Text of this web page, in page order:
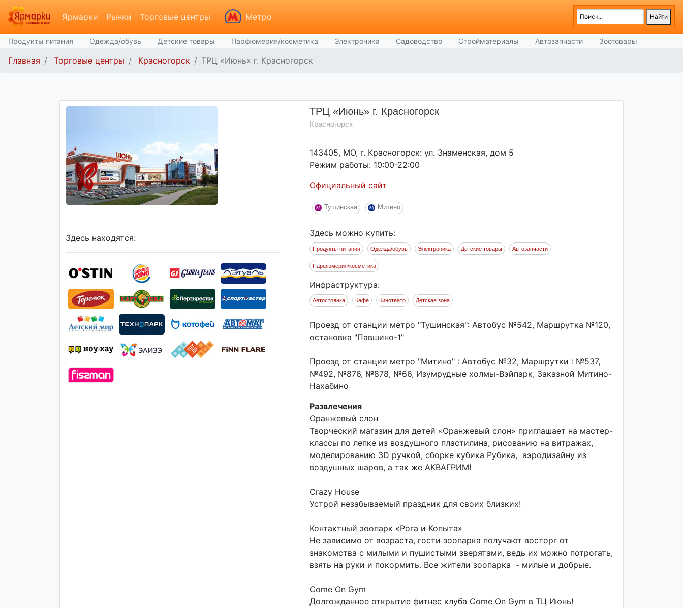
Ярмарки Рынки Торговые центры Метро
Продукты питания Одежда/обувь Детские товары Парфюмерия/косметика Электроника Садоводство Стройматериалы Автозапчасти Зоотовары
Главная Торговые центры Красногорск ТРЦ «Июнь» г. Красногорск
ТРЦ «Июнь» г. Красногорск
Красногорск
143405, МО, г. Красногорск: ул. Знаменская, дом 5
Режим работы: 10:00-22:00
Официальный сайт
Тушинская Митино
Здесь находятся: Здесь можно купить:
Продукты питания Одежда/обувь Электроника Детские товары Автозапчасти
Парфюмерия/косметика
Инфраструктура:
Автостоянка Кафе Кинотеатр Детская зона
Проезд от станции метро "Тушинская": Автобус №542, Маршрутка №120,
остановка "Павшино-1"
Проезд от станции метро "Митино" : Автобус №32, Маршрутки : №537,
№492, №876, №878, №66, Изумрудные холмы-Вэйпарк, Заказной Митино-
Нахабино
Развлечения
Оранжевый слон
Творческий магазин для детей «Оранжевый слон» приглашает на мастер-
классы по лепке из воздушного пластилина, рисованию на витражах,
моделированию 3D ручкой, сборке кубика Рубика, аэродизайну из
воздушных шаров, а так же АКВАГРИМ!
Crazy House
Устрой незабываемый праздник для своих близких!
Контактный зоопарк «Рога и Копыта»
Не зависимо от возраста, гости зоопарка получают восторг от
знакомства с милыми и пушистыми зверятами, ведь их можно потрогать,
взять на руки и покормить. Все жители зоопарка - милые и добрые.
Come On Gym
Долгожданное открытие фитнес клуба Come On Gym в ТЦ Июнь!